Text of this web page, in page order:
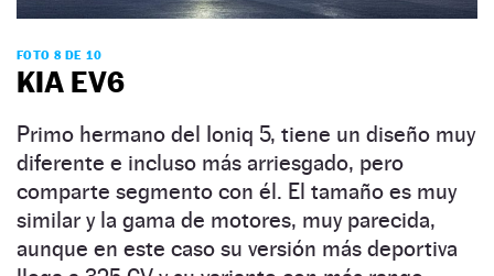
FOTO 8 DE 10
KIA EV6
Primo hermano del Ioniq 5, tiene un diseño muy
diferente e incluso más arriesgado, pero
comparte segmento con él. El tamaño es muy
similar y la gama de motores, muy parecida,
aunque en este caso su versión más deportiva